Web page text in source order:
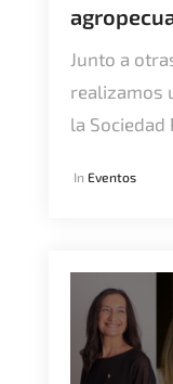
Junto a
realizamos
la Sociedad
In Eventos